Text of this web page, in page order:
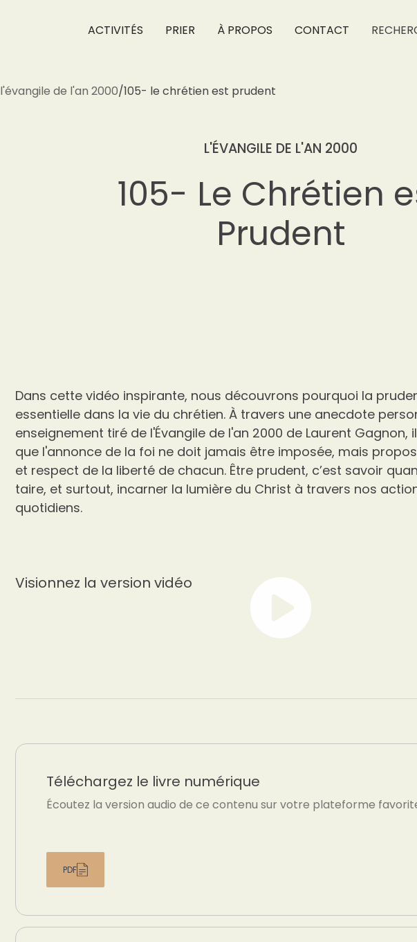
ACTIVITÉS PRIER À PROPOS CONTACT
l'évangile de l'an 2000/105- le chrétien est prudent
L'ÉVANGILE DE L'AN 2000
105- Le Chrétien
Prudent
Dans cette vidéo inspirante, nous découvrons pourquoi la
essentielle dans la vie du chrétien. À travers une anecdote
enseignement tiré de l'Évangile de l'an 2000 de Laurent Gagnon,
que l'annonce de la foi ne doit jamais être imposée, mais
et respect de la liberté de chacun. Être prudent, c’est savoir
taire, et surtout, incarner la lumière du Christ à travers nos
quotidiens.
Visionnez la version vidéo
Téléchargez le livre numérique
Écoutez la version audio de ce contenu sur votre plateforme
PDF